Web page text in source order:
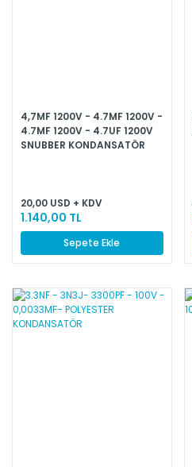
4,7MF 1200V - 4.7MF 1200V -
4.7MF 1200V - 4.7UF 1200V
SNUBBER KONDANSATÖR
20,00 USD + KDV
1.140,00 TL
Sepete Ekle